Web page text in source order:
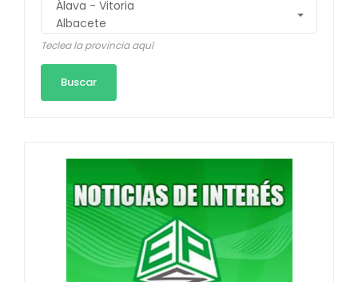
Teclea la provincia aquí